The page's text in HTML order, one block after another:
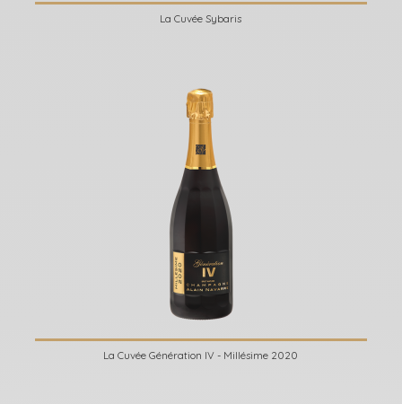
La Cuvée Sybaris
La Cuvée Génération IV - Millésime 2020